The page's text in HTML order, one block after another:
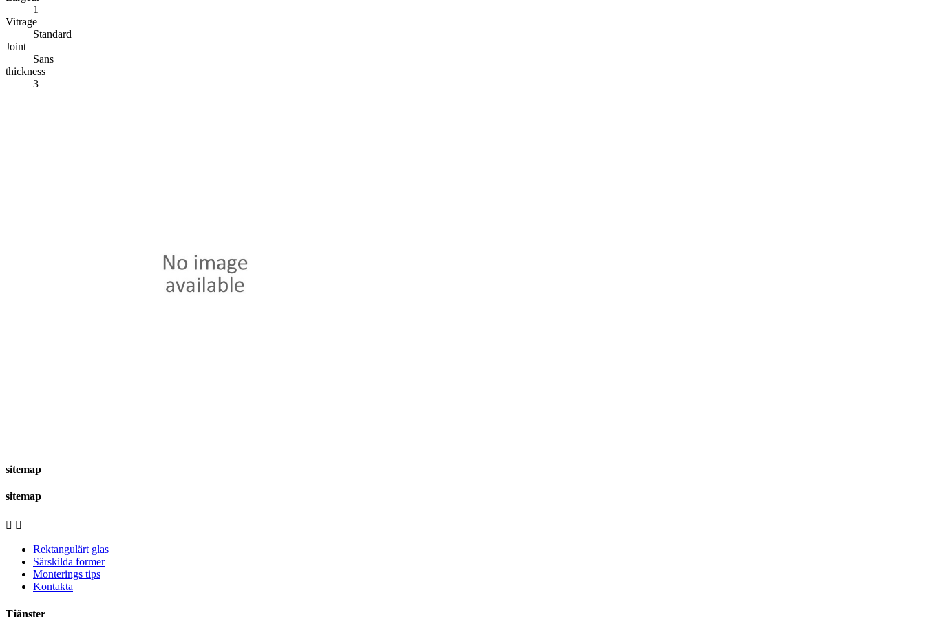
1
Vitrage
Standard
Joint
Sans
thickness
3
sitemap
sitemap
 
Rektangulärt glas
Särskilda former
Monterings tips
Kontakta
Tjänster